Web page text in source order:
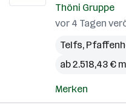
Thöni Gruppe
vor 4 Tagen
Telfs,
ab 2.518,43 €
Merken